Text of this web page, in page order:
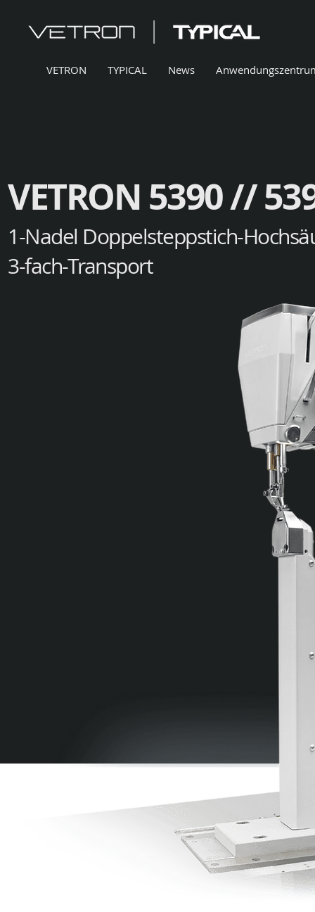
VETRON TYPICAL News
VETRON 5390 //
1-Nadel Doppelsteppstich-
3-fach-Transport